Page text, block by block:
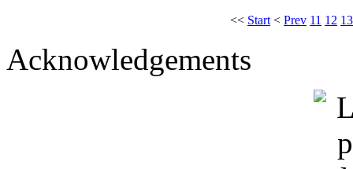
<< Start< Prev 11 12 13
Acknowledgements